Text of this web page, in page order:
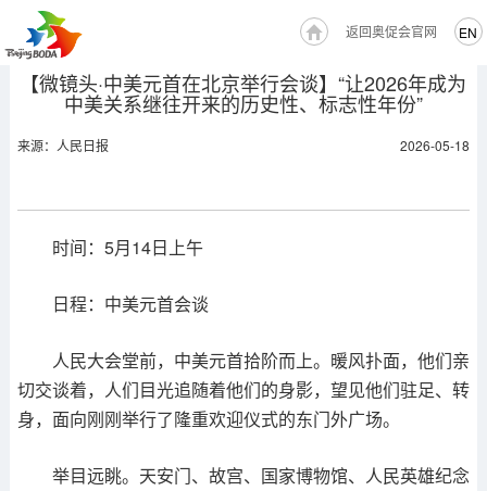
EN
返回奥促会官网
【微镜头·中美元首在北京举行会谈】“让2026年成为
中美关系继往开来的历史性、标志性年份”
来源：人民日报 2026-05-18
时间：5月14日上午
日程：中美元首会谈
人民大会堂前，中美元首拾阶而上。暖风扑面，他们亲
切交谈着，人们目光追随着他们的身影，望见他们驻足、转
身，面向刚刚举行了隆重欢迎仪式的东门外广场。
举目远眺。天安门、故宫、国家博物馆、人民英雄纪念